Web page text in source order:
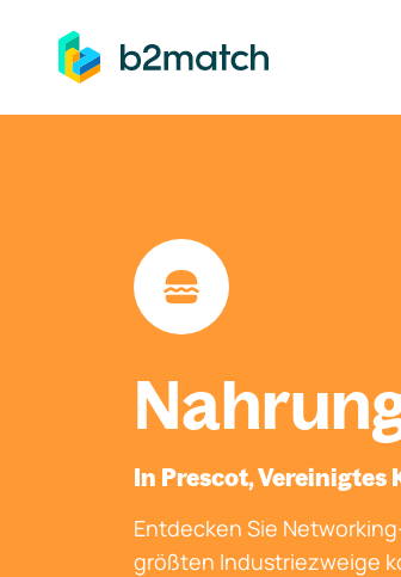
springen
In Prescot, Vereinigtes
Entdecken Sie
größten Industriezweige